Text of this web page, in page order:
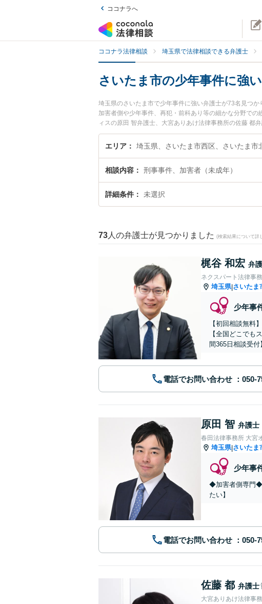
ココナラへ
ココナラ法律相談 埼玉県で法律相談できる弁護士
さいたま市の少年事件に強
埼玉県のさいたま市で少年事件に強い弁護士が73名見つ
加害者側や少年事件、再犯・前科あり等の細かな分野で
ィスの原田 智弁護士、大宮ありあけ法律事務所の佐藤 都
のトラブルを今すぐに弁護士に相談したい』『少年事件
士に相談予約したい』などでお困りの相談者さんにおすす
エリア
相談内容 刑事事件、加害者（未成年）
詳細条件 未選択
73 人の弁護士が見つかりました (検索結果について詳
梶谷 和宏 弁
ネクスパート法律事
埼玉県|さいたま
少年事
【初回相談無料
【全国どこでも
間365日相談受付
電話でお問い合わせ
原田 智 弁護士
春田法律事務所 大宮
埼玉県|さいたま
少年事
◆加害者側専門◆
たい】
電話でお問い合わせ
佐藤 都 弁護士
大宮ありあけ法律事